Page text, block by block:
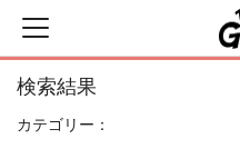
検索結果
カテゴリー：